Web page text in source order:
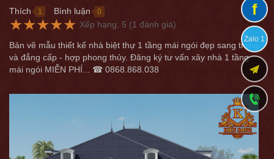
Thích 1 Bình luận 0
★★★★★ Xếp hạng: 5 (1 đánh giá)
Bản vẽ mẫu thiết kế nhà biệt thự 1 tầng mái ngói đẹp sang trọng
và đẳng cấp - hợp phong thủy. Đăng ký tư vấn xây nhà 1 tầng
mái ngói MIỄN PHÍ... ☎ 0868.868.038
f
Zalo 1